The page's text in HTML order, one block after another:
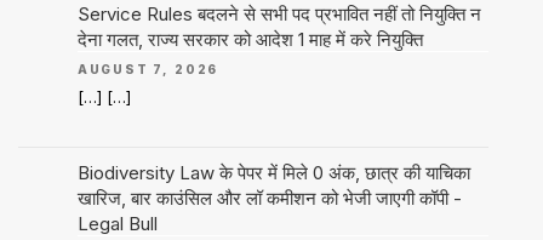
Service Rules बदलने से सभी पद प्रभावित नहीं तो नियुक्ति न
देना गलत, राज्य सरकार को आदेश 1 माह में करे नियुक्ति
AUGUST 7, 2026
[…] […]
Biodiversity Law के पेपर में मिले 0 अंक, छात्र की याचिका
खारिज, बार काउंसिल और लॉ कमीशन को भेजी जाएगी कॉपी -
Legal Bull